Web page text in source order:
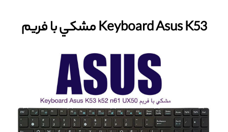
Keyboard Asus K53 مشکي با فريم